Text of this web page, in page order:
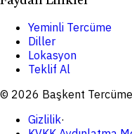
Yeminli Tercüme
Diller
Lokasyon
Teklif Al
© 2026 Başkent
Gizlilik·